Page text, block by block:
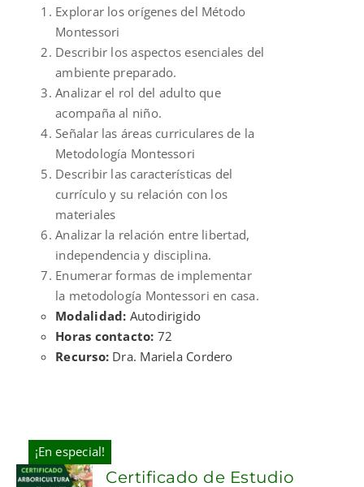
Explorar los orígenes del Método
Montessori
Describir los aspectos esenciales del
ambiente preparado.
Analizar el rol del adulto que
acompaña al niño.
Señalar las áreas curriculares de la
Metodología Montessori
Describir las características del
currículo y su relación con los
materiales
Analizar la relación entre libertad,
independencia y disciplina.
Enumerar formas de implementar
la metodología Montessori en casa.
Modalidad: Autodirigido
Horas contacto: 72
Recurso: Dra. Mariela Cordero
¡En especial!
ADD TO
Certificado de Estudio